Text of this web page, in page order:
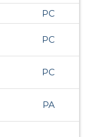
PC
PC
PC
PA